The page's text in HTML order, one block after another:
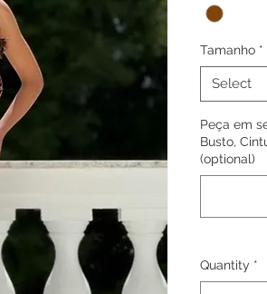
Tamanho *
Select
Peça em
Busto,
(optional)
Quantity *